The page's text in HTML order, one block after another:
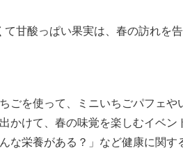
甘酸っぱい果実は、春の訪れを
ごを使って、ミニいちごパフェや
かけて、春の味覚を楽しむイベン
な栄養がある？」など健康に関す